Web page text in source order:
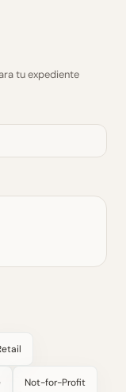
tu expediente
Not-for-Profit